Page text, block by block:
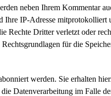
neben Ihrem Kommentar
IP-Adresse
Rechte Dritter verletzt oder
für die
werden. Sie erhalten
Datenverarbeitung im Falle